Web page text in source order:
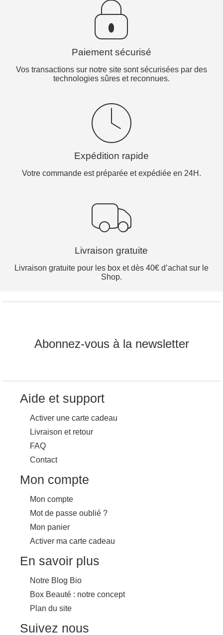
Paiement sécurisé
Vos transactions sur notre site sont sécurisées par des
technologies sûres et reconnues.
Expédition rapide
Votre commande est préparée et expédiée en 24H.
Livraison gratuite
Livraison gratuite pour les box et dès 40€ d’achat sur le
Shop.
Abonnez-vous à la newsletter
Aide et support
Activer une carte cadeau
Livraison et retour
FAQ
Contact
Mon compte
Mon compte
Mot de passe oublié ?
Mon panier
Activer ma carte cadeau
En savoir plus
Notre Blog Bio
Box Beauté : notre concept
Plan du site
Suivez nous